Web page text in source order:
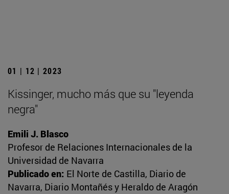
01 | 12 | 2023
Kissinger, mucho más que su "leyenda
negra"
Emili J. Blasco
Profesor de Relaciones Internacionales de la
Universidad de Navarra
Publicado en: El Norte de Castilla, Diario de
Navarra, Diario Montañés y Heraldo de Aragón